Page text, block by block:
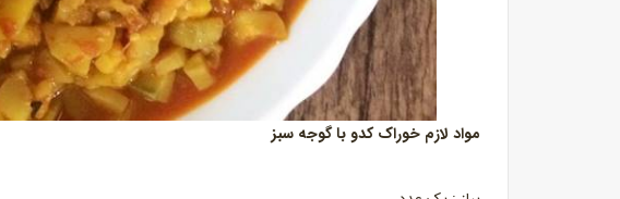
مواد لازم خوراک کدو با گوجه سبز